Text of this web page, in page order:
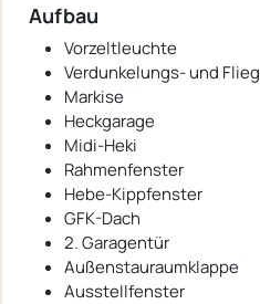
Aufbau
Vorzeltleuchte
Verdunkelungs- und
Markise
Heckgarage
Midi-Heki
Rahmenfenster
Hebe-Kippfenster
GFK-Dach
2. Garagentür
Außenstauraumklappe
Ausstellfenster